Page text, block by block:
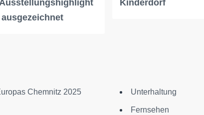
Kinderdorf
Chemnitz 2025
Unterhaltung
Fernsehen